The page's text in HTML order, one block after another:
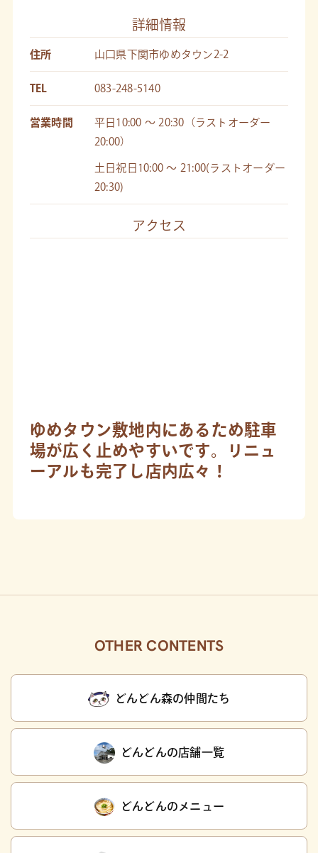
詳細情報
住所 山口県下関市ゆめタウン2-2
TEL 083-248-5140
営業時間
平日10:00 〜 20:30（ラストオーダー
20:00）
土日祝日10:00 〜 21:00(ラストオーダー
20:30)
アクセス
ゆめタウン敷地内にあるため駐車
場が広く止めやすいです。リニュ
ーアルも完了し店内広々！
OTHER CONTENTS
どんどん森の仲間たち
どんどんの店舗一覧
どんどんのメニュー